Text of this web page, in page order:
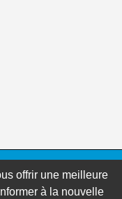
WebCONCEPT Plus inc.
offrir une meilleure
à la nouvelle